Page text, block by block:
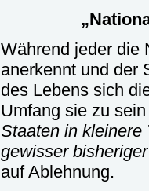
Während jeder die
anerkennt und der
des Lebens sich
Umfang sie zu
Staaten in kleinere
gewisser
auf Ablehnung.